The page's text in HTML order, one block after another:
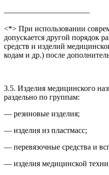
———————————
<*> При использовании
допускается другой порядок
средств и изделий
кодам и др.) после
3.5. Изделия медицинского
раздельно по группам:
— резиновые изделия;
— изделия из пластмасс;
— перевязочные средства и
— изделия медицинской